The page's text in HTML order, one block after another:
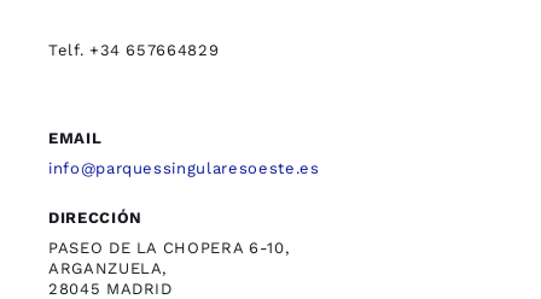
Telf. +34 657664829
EMAIL
info@parquessingularesoeste.es
DIRECCIÓN
PASEO DE LA CHOPERA 6-10,
ARGANZUELA,
28045 MADRID